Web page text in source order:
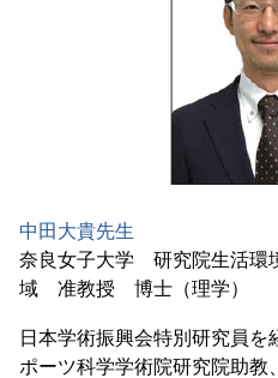
中田大貴先生
奈良女子大学 研究院生活環
域 准教授 博士（理学）
日本学術振興会特別研究員を
ポーツ科学学術院研究院助教